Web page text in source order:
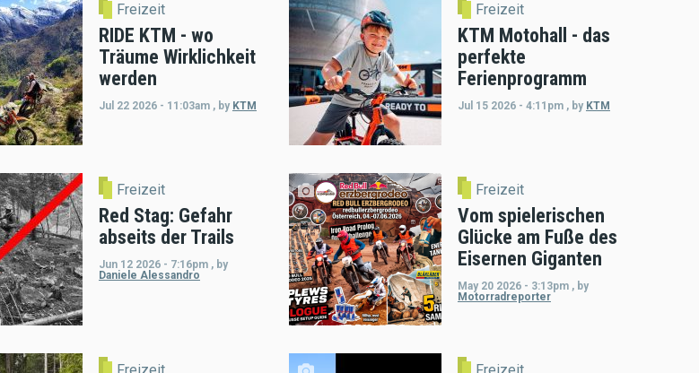
Freizeit
RIDE KTM - wo
Träume Wirklichkeit
werden
Jul 22 2026 - 11:03am , by KTM
Freizeit
KTM Motohall - das
perfekte
Ferienprogramm
Jul 15 2026 - 4:11pm , by KTM
Freizeit
Red Stag: Gefahr
abseits der Trails
Jun 12 2026 - 7:16pm , by
Daniele Alessandro
Freizeit
Vom spielerischen
Glücke am Fuße des
Eisernen Giganten
May 20 2026 - 3:13pm , by
Motorradreporter
Freizeit Freizeit